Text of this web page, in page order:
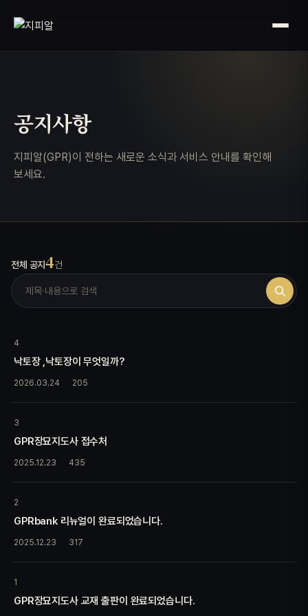
공지사항
지피알(GPR)이 전하는 새로운 소식과 서비스 안내를 확인해
보세요.
전체 공지4건
4
낙토장 ,낙토장이 무엇일까?
2026.03.24 205
3
GPR장묘지도사 접수처
2025.12.23 435
2
GPRbank 리뉴얼이 완료되었습니다.
2025.12.23 317
1
GPR장묘지도사 교재 출판이 완료되었습니다.